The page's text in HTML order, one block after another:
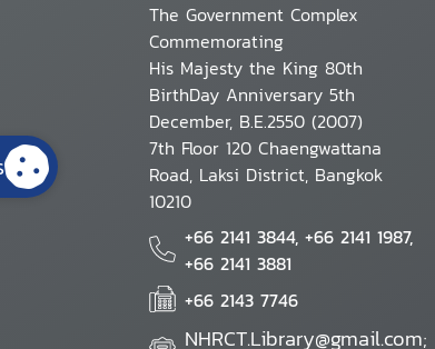
The Government Complex
Commemorating
His Majesty the King 80th
BirthDay Anniversary 5th
December, B.E.2550 (2007)
7th Floor 120 Chaengwattana
Road, Laksi District, Bangkok
10210
+66 2141 3844, +66 2141 1987,
+66 2141 3881
+66 2143 7746
NHRCT.Library@gmail.com;